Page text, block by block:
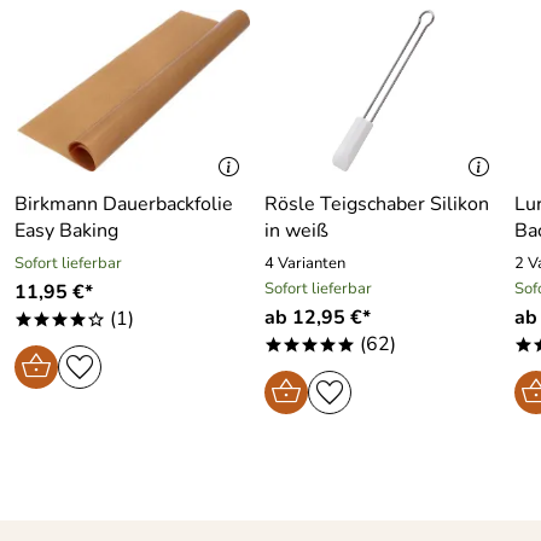
Birkmann Dauerbackfolie
Easy Baking
Sofort lieferbar
11,95 €*
****o (1)
Rösle Teigschaber Silikon
in weiß
4 Varianten
Sofort lieferbar
ab 12,95 €*
***** (62)
2